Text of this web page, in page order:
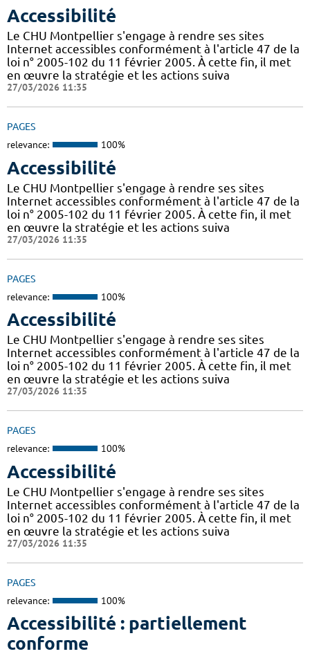
Accessibilité
Le CHU Montpellier s'engage à rendre ses sites
Internet accessibles conformément à l'article 47 de la
loi n° 2005-102 du 11 février 2005. À cette fin, il met
en œuvre la stratégie et les actions suiva
27/03/2026 11:35
PAGES
relevance: 100%
Accessibilité
Le CHU Montpellier s'engage à rendre ses sites
Internet accessibles conformément à l'article 47 de la
loi n° 2005-102 du 11 février 2005. À cette fin, il met
en œuvre la stratégie et les actions suiva
27/03/2026 11:35
PAGES
relevance: 100%
Accessibilité
Le CHU Montpellier s'engage à rendre ses sites
Internet accessibles conformément à l'article 47 de la
loi n° 2005-102 du 11 février 2005. À cette fin, il met
en œuvre la stratégie et les actions suiva
27/03/2026 11:35
PAGES
relevance: 100%
Accessibilité
Le CHU Montpellier s'engage à rendre ses sites
Internet accessibles conformément à l'article 47 de la
loi n° 2005-102 du 11 février 2005. À cette fin, il met
en œuvre la stratégie et les actions suiva
27/03/2026 11:35
PAGES
relevance: 100%
Accessibilité : partiellement
conforme